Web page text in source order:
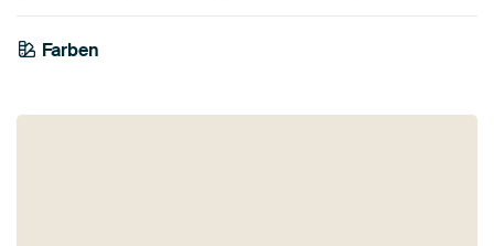
Farben
Mauve
Beige
Salbeigrün